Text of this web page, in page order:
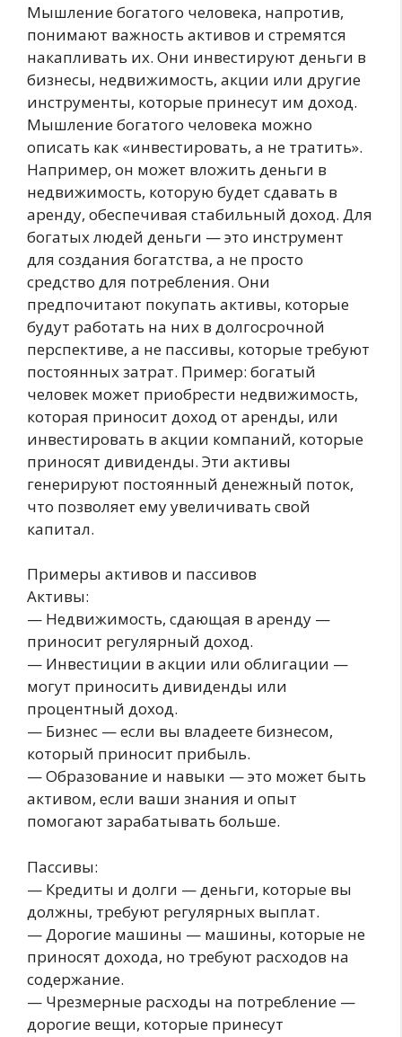
Мышление богатого человека, напротив,
понимают важность активов и стремятся
накапливать их. Они инвестируют деньги в
бизнесы, недвижимость, акции или другие
инструменты, которые принесут им доход.
Мышление богатого человека можно
описать как «инвестировать, а не тратить».
Например, он может вложить деньги в
недвижимость, которую будет сдавать в
аренду, обеспечивая стабильный доход. Для
богатых людей деньги — это инструмент
для создания богатства, а не просто
средство для потребления. Они
предпочитают покупать активы, которые
будут работать на них в долгосрочной
перспективе, а не пассивы, которые требуют
постоянных затрат. Пример: богатый
человек может приобрести недвижимость,
которая приносит доход от аренды, или
инвестировать в акции компаний, которые
приносят дивиденды. Эти активы
генерируют постоянный денежный поток,
что позволяет ему увеличивать свой
капитал.
Примеры активов и пассивов
Активы:
— Недвижимость, сдающая в аренду —
приносит регулярный доход.
— Инвестиции в акции или облигации —
могут приносить дивиденды или
процентный доход.
— Бизнес — если вы владеете бизнесом,
который приносит прибыль.
— Образование и навыки — это может быть
активом, если ваши знания и опыт
помогают зарабатывать больше.
Пассивы:
— Кредиты и долги — деньги, которые вы
должны, требуют регулярных выплат.
— Дорогие машины — машины, которые не
приносят дохода, но требуют расходов на
содержание.
— Чрезмерные расходы на потребление —
дорогие вещи, которые принесут